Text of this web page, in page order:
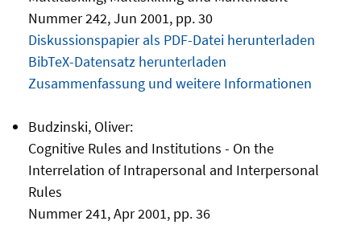
Nummer 242, Jun 2001, pp. 30
Diskussionspapier als PDF-Datei herunterladen
BibTeX-Datensatz herunterladen
Zusammenfassung und weitere Informationen
Budzinski, Oliver:
Cognitive Rules and Institutions - On the
Interrelation of Intrapersonal and Interpersonal
Rules
Nummer 241, Apr 2001, pp. 36